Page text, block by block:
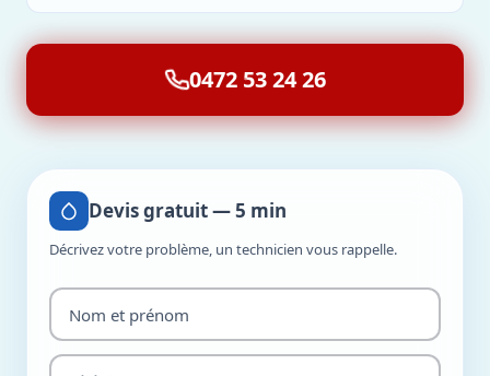
0472 53 24 26
Devis gratuit — 5 min
Décrivez votre problème, un technicien vous rappelle.